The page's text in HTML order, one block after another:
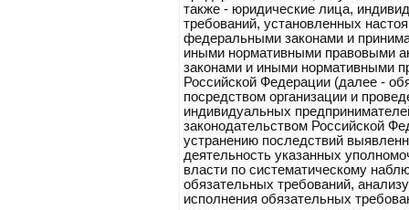
также - юридические лица,
требований, установленных
федеральными законами и
иными нормативными правовыми
законами и иными нормативными
Российской Федерации (далее -
посредством организации и
индивидуальных
законодательством Российской
устранению последствий
деятельность указанных
власти по систематическому
обязательных требований,
исполнения обязательных